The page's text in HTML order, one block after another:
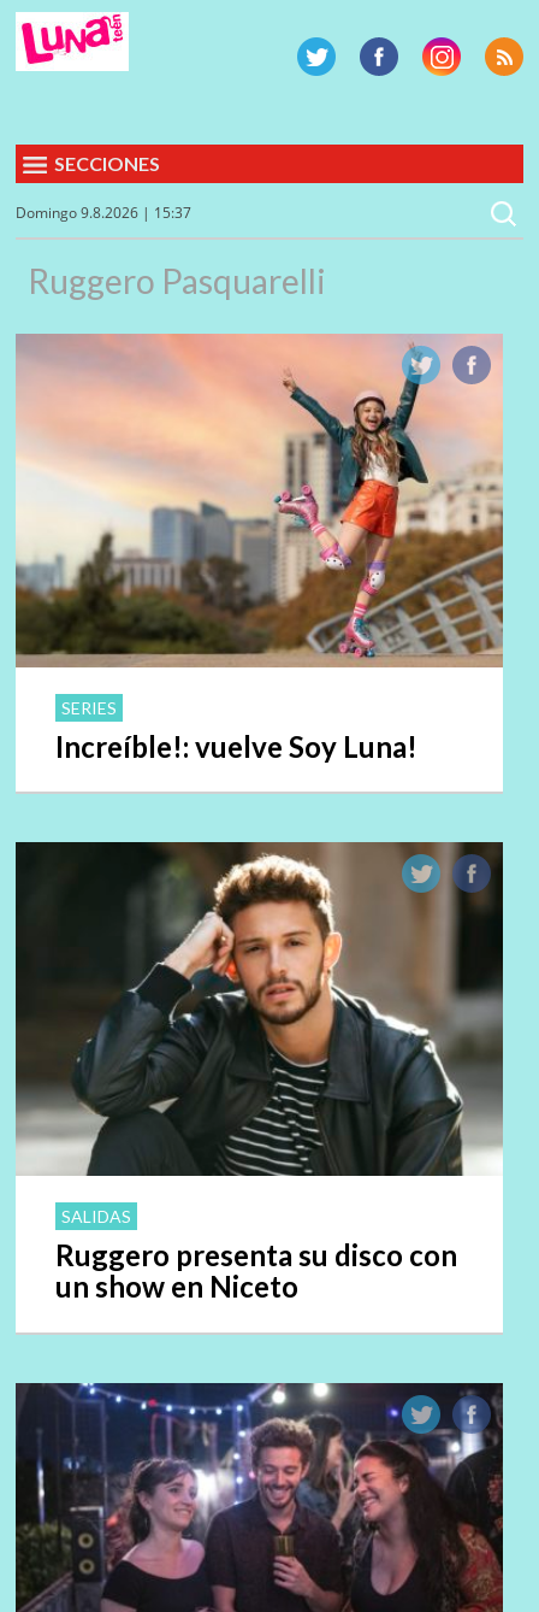
SECCIONES
Domingo 9.8.2026 | 15:37
Ruggero Pasquarelli
SERIES
Increíble!: vuelve Soy Luna!
SALIDAS
Ruggero presenta su disco con
un show en Niceto